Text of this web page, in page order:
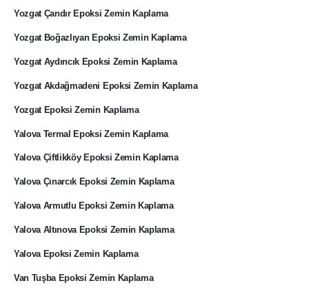
Yozgat Çandır Epoksi Zemin Kaplama
Yozgat Boğazlıyan Epoksi Zemin Kaplama
Yozgat Aydıncık Epoksi Zemin Kaplama
Yozgat Akdağmadeni Epoksi Zemin Kaplama
Yozgat Epoksi Zemin Kaplama
Yalova Termal Epoksi Zemin Kaplama
Yalova Çiftlikköy Epoksi Zemin Kaplama
Yalova Çınarcık Epoksi Zemin Kaplama
Yalova Armutlu Epoksi Zemin Kaplama
Yalova Altınova Epoksi Zemin Kaplama
Yalova Epoksi Zemin Kaplama
Van Tuşba Epoksi Zemin Kaplama